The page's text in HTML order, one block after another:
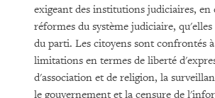
exigeant des institutions judiciaires, en
réformes du système judiciaire,
du parti. Les citoyens sont confrontés
limitations en termes de liberté
d'association et de religion, la
le gouvernement et la censure de